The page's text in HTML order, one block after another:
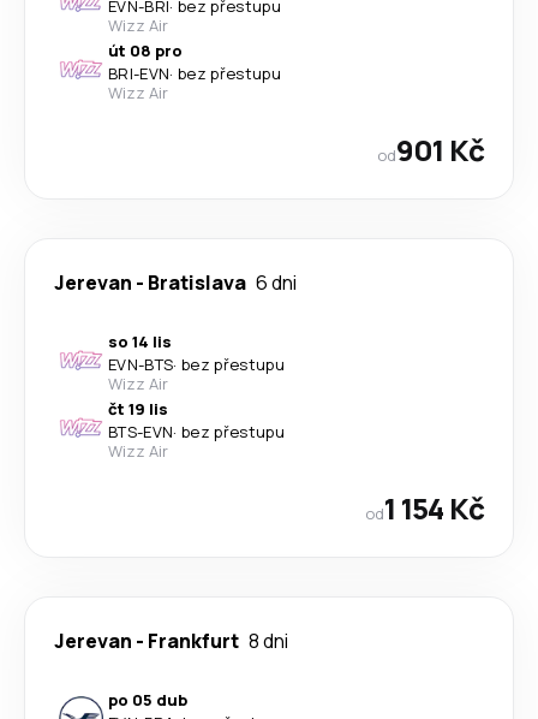
EVN-BRI· bez přestupu
Wizz Air
út 08 pro
BRI-EVN· bez přestupu
Wizz Air
od901 Kč
Jerevan - Bratislava 6 dni
so 14 lis
EVN-BTS· bez přestupu
Wizz Air
čt 19 lis
BTS-EVN· bez přestupu
Wizz Air
od1 154 Kč
Jerevan - Frankfurt 8 dni
po 05 dub